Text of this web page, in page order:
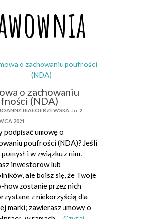
o zachowaniu
(NDA)
JOANNA BIAŁOBRZEWSKA dn. 2
2021
podpisać umowę o
poufności (NDA)? Jeśli
pomysł i w związku z nim:
inwestorów lub
ale boisz się, że Twoje
how zostanie przez nich
z niekorzyścią dla
marki; zawierasz umowy o